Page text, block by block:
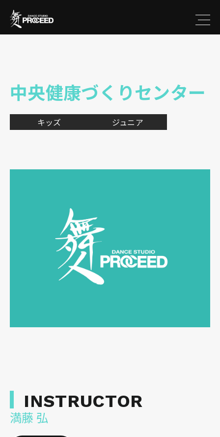
中央健康づくりセンター
キッズ ジュニア
INSTRUCTOR
満藤 弘